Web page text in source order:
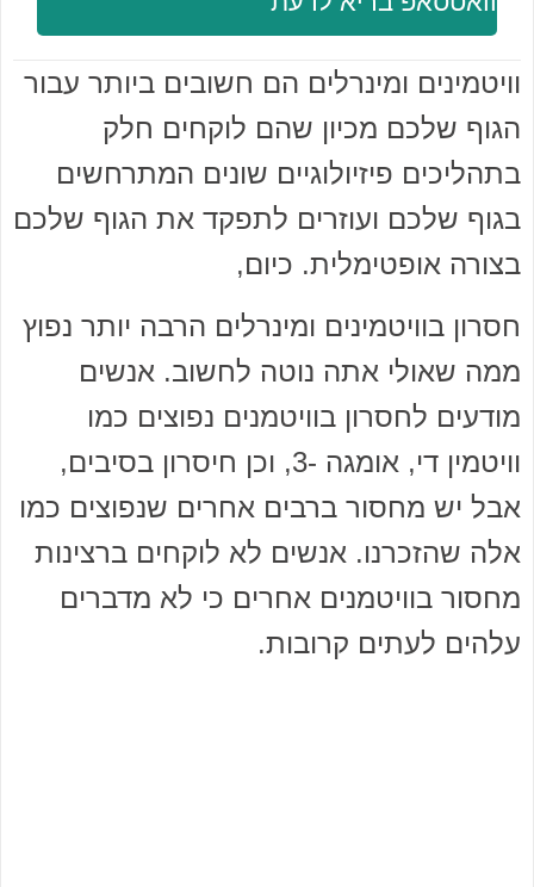
וויטמינים ומינרלים הם חשובים ביותר עבור
הגוף שלכם מכיון שהם לוקחים חלק
בתהליכים פיזיולוגיים שונים המתרחשים
בגוף שלכם ועוזרים לתפקד את הגוף שלכם
בצורה אופטימלית. כיום,
חסרון בוויטמינים ומינרלים הרבה יותר נפוץ
ממה שאולי אתה נוטה לחשוב. אנשים
מודעים לחסרון בוויטמנים נפוצים כמו
וויטמין די, אומגה -3, וכן חיסרון בסיבים,
אבל יש מחסור ברבים אחרים שנפוצים כמו
אלה שהזכרנו. אנשים לא לוקחים ברצינות
מחסור בוויטמנים אחרים כי לא מדברים
עלהים לעתים קרובות.